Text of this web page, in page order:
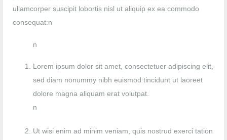
ullamcorper suscipit lobortis nisl ut aliquip ex ea commodo
consequat:n
n
Lorem ipsum dolor sit amet, consectetuer adipiscing elit,
sed diam nonummy nibh euismod tincidunt ut laoreet
dolore magna aliquam erat volutpat.
n
Ut wisi enim ad minim veniam, quis nostrud exerci tation